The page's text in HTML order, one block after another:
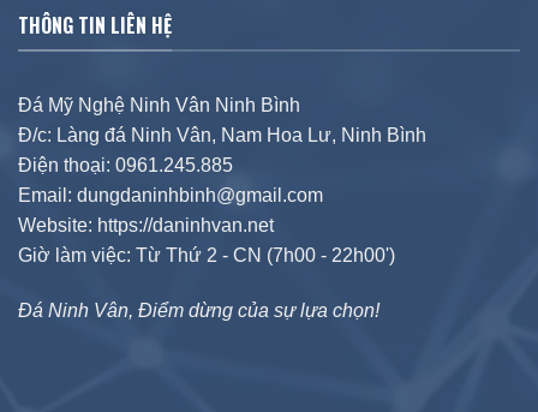
THÔNG TIN LIÊN HỆ
Đá Mỹ Nghệ Ninh Vân Ninh Bình
Đ/c: Làng đá Ninh Vân, Nam Hoa Lư, Ninh Bình
Điện thoại: 0961.245.885
Email: dungdaninhbinh@gmail.com
Website: https://daninhvan.net
Giờ làm việc: Từ Thứ 2 - CN (7h00 - 22h00')
Đá Ninh Vân, Điểm dừng của sự lựa chọn!